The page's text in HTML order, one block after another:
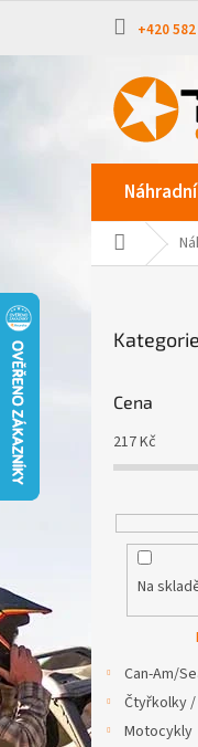
obsah
+420
Domů
kategorie
Kategorie
Cena
217Kč
Na
Can-Am/
Čtyřkolky /
Motocykly